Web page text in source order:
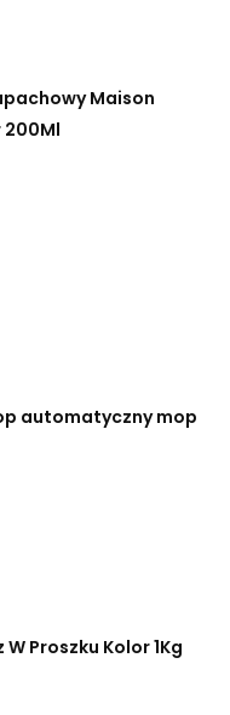
Maison
200Ml
automatyczny mop
Proszku Kolor 1Kg